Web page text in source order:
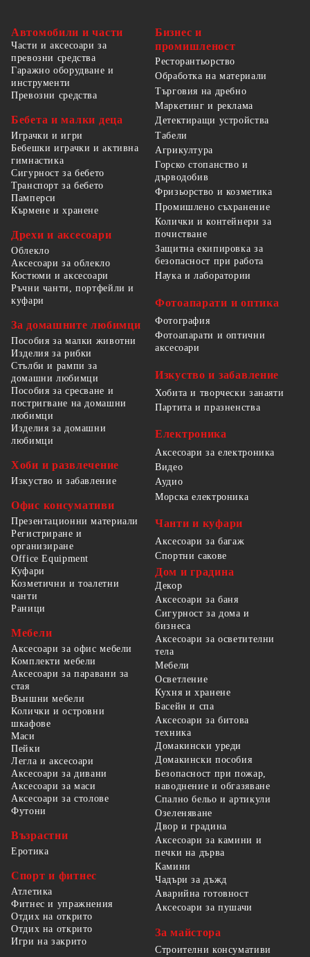
Автомобили и части
Части и аксесоари за
превозни средства
Гаражно оборудване и
инструменти
Превозни средства
Бебета и малки деца
Играчки и игри
Бебешки играчки и активна
гимнастика
Сигурност за бебето
Транспорт за бебето
Памперси
Кърмене и хранене
Дрехи и аксесоари
Облекло
Аксесоари за облекло
Костюми и аксесоари
Ръчни чанти, портфейли и
куфари
За домашните любимци
Пособия за малки животни
Изделия за рибки
Стълби и рампи за
домашни любимци
Пособия за сресване и
постригване на домашни
любимци
Изделия за домашни
любимци
Хоби и развлечение
Изкуство и забавление
Офис консумативи
Презентационни материали
Регистриране и
организиране
Office Equipment
Бизнес и
промишленост
Ресторантьорство
Обработка на материали
Търговия на дребно
Маркетинг и реклама
Детектиращи устройства
Табели
Агрикултура
Горско стопанство и
дърводобив
Фризьорство и козметика
Промишлено съхранение
Колички и контейнери за
почистване
Защитна екипировка за
безопасност при работа
Наука и лаборатории
Фотоапарати и оптика
Фотография
Фотоапарати и оптични
аксесоари
Изкуство и забавление
Хобита и творчески занаяти
Партита и празненства
Електроника
Аксесоари за електроника
Видео
Аудио
Морска електроника
Чанти и куфари
Аксесоари за багаж
Спортни сакове
Куфари
Козметични и тоалетни
чанти
Раници
Мебели
Аксесоари за офис мебели
Комплекти мебели
Аксесоари за паравани за
стая
Външни мебели
Колички и островни
шкафове
Маси
Пейки
Легла и аксесоари
Аксесоари за дивани
Аксесоари за маси
Аксесоари за столове
Футони
Възрастни
Еротика
Спорт и фитнес
Атлетика
Фитнес и упражнения
Отдих на открито
Отдих на открито
Игри на закрито
Дом и градина
Декор
Аксесоари за баня
Сигурност за дома и
бизнеса
Аксесоари за осветителни
тела
Мебели
Осветление
Кухня и хранене
Басейн и спа
Аксесоари за битова
техника
Домакински уреди
Домакински пособия
Безопасност при пожар,
наводнение и обгазяване
Спално бельо и артикули
Озеленяване
Двор и градина
Аксесоари за камини и
печки на дърва
Камини
Чадъри за дъжд
Аварийна готовност
Аксесоари за пушачи
За майстора
Строителни консумативи